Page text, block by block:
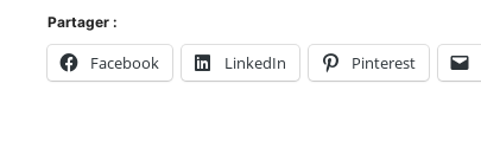
Partager :
Facebook LinkedIn Pinterest